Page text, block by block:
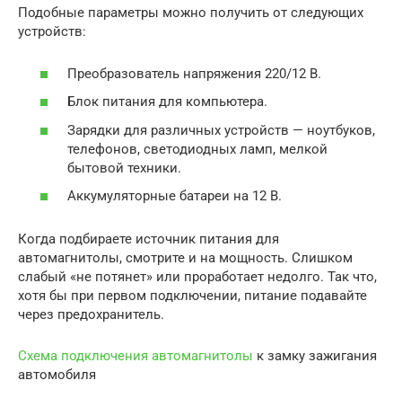
Подобные параметры можно получить от следующих
устройств:
Преобразователь напряжения 220/12 В.
Блок питания для компьютера.
Зарядки для различных устройств — ноутбуков,
телефонов, светодиодных ламп, мелкой
бытовой техники.
Аккумуляторные батареи на 12 В.
Когда подбираете источник питания для
автомагнитолы, смотрите и на мощность. Слишком
слабый «не потянет» или проработает недолго. Так что,
хотя бы при первом подключении, питание подавайте
через предохранитель.
Схема подключения автомагнитолы к замку зажигания
автомобиля